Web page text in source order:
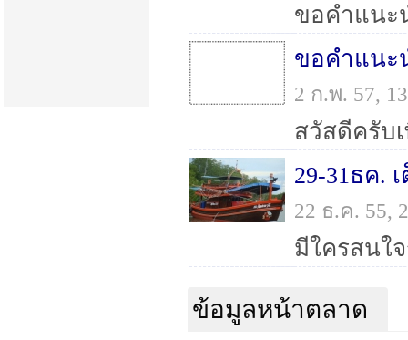
ขอคำแนะ
2 ก.พ. 57,
29-31ธค.
22 ธ.ค. 55,
ข้อมูลหน้าตลาด